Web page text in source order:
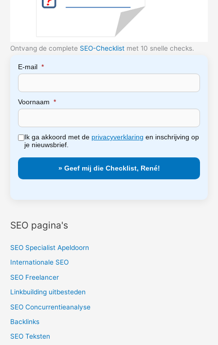
Ontvang de complete SEO-Checklist met 10 snelle checks.
E-mail *
Voornaam *
Ik ga akkoord met de privacyverklaring en inschrijving op
je nieuwsbrief.
SEO pagina's
SEO Specialist Apeldoorn
Internationale SEO
SEO Freelancer
Linkbuilding uitbesteden
SEO Concurrentieanalyse
Backlinks
SEO Teksten